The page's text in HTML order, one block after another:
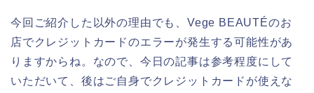
今回ご紹介した以外の理由でも、Vege BEAUTÉのお
店でクレジットカードのエラーが発生する可能性があ
りますからね。なので、今日の記事は参考程度にして
いただいて、後はご自身でクレジットカードが使えな